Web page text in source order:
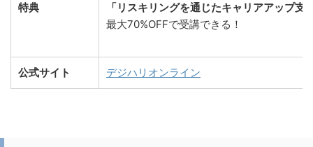
特典
「リスキリングを通じたキャリアアップ支
最大70%OFFで受講できる！
公式サイト デジハリオンライン